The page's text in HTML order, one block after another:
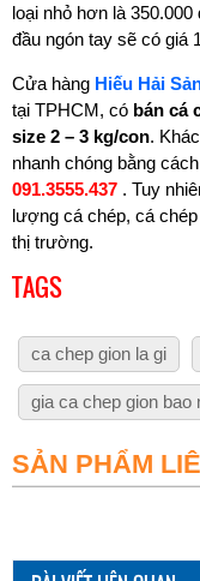
loại nhỏ hơn là
đầu ngón tay sẽ có giá
Cửa hàng Hiếu Hải
tại TPHCM, có bán cá
size 2 – 3 kg/con.
nhanh chóng bằng
091.3555.437 . Tuy
lượng cá chép, cá
thị trường.
TAGS
ca chep gion la gi
gia ca chep gion bao
SẢN PHẨM